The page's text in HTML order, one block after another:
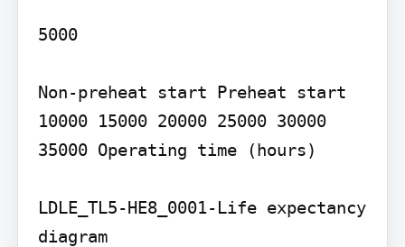
5000
Non-preheat start Preheat start
10000 15000 20000 25000 30000
35000 Operating time (hours)
LDLE_TL5-HE8_0001-Life expectancy
diagram